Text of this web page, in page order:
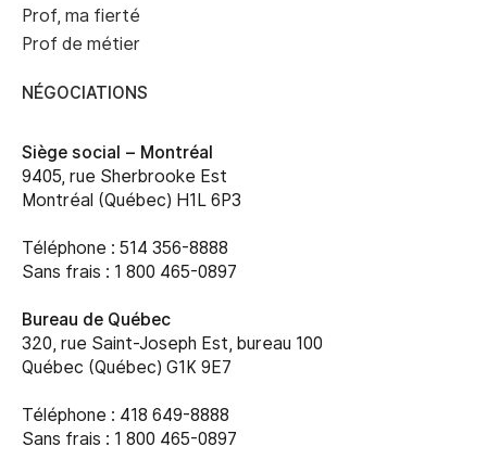
Prof, ma fierté
Prof de métier
NÉGOCIATIONS
Siège social – Montréal
9405, rue Sherbrooke Est
Montréal (Québec) H1L 6P3
Téléphone : 514 356-8888
Sans frais : 1 800 465-0897
Bureau de Québec
320, rue Saint-Joseph Est, bureau 100
Québec (Québec) G1K 9E7
Téléphone : 418 649-8888
Sans frais : 1 800 465-0897